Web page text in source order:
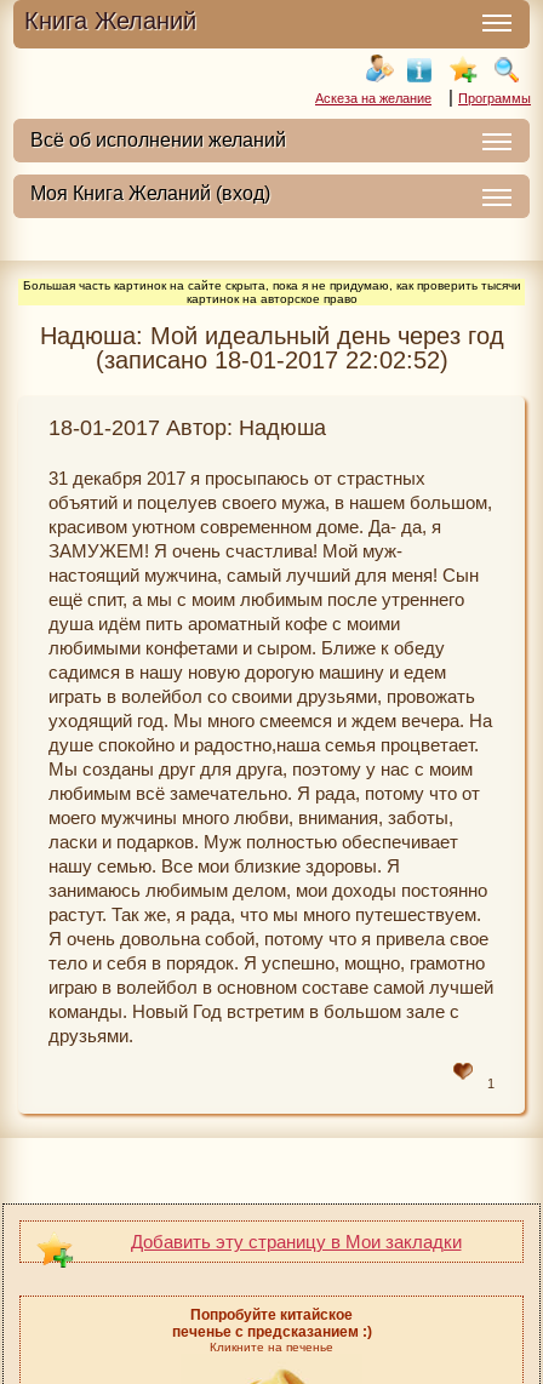
Книга Желаний
Аскеза на желание | Программы
Большая часть картинок на сайте скрыта, пока я не придумаю, как проверить тысячи
картинок на авторское право
Надюша: Мой идеальный день через год
(записано 18-01-2017 22:02:52)
18-01-2017 Автор: Надюша
31 декабря 2017 я просыпаюсь от страстных
объятий и поцелуев своего мужа, в нашем большом,
красивом уютном современном доме. Да- да, я
ЗАМУЖЕМ! Я очень счастлива! Мой муж-
настоящий мужчина, самый лучший для меня! Сын
ещё спит, а мы с моим любимым после утреннего
душа идём пить ароматный кофе с моими
любимыми конфетами и сыром. Ближе к обеду
садимся в нашу новую дорогую машину и едем
играть в волейбол со своими друзьями, провожать
уходящий год. Мы много смеемся и ждем вечера. На
душе спокойно и радостно,наша семья процветает.
Мы созданы друг для друга, поэтому у нас с моим
любимым всё замечательно. Я рада, потому что от
моего мужчины много любви, внимания, заботы,
ласки и подарков. Муж полностью обеспечивает
нашу семью. Все мои близкие здоровы. Я
занимаюсь любимым делом, мои доходы постоянно
растут. Так же, я рада, что мы много путешествуем.
Я очень довольна собой, потому что я привела свое
тело и себя в порядок. Я успешно, мощно, грамотно
играю в волейбол в основном составе самой лучшей
команды. Новый Год встретим в большом зале с
друзьями.
1
Добавить эту страницу в Мои закладки
Попробуйте китайское
печенье с предсказанием :)
Кликните на печенье